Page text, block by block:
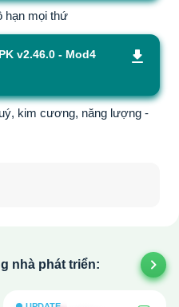
hạn mọi thứ
v2.46.0 - Mod4
kim cương, năng lượng -
nhà phát triển: